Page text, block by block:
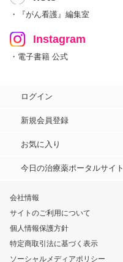
・『がん看護』編集室
Instagram
・電子書籍 公式
ログイン
新規会員登録
お気に入り
今日の治療薬ポータルサイト
会社情報
サイトのご利用について
個人情報保護方針
特定商取引法に基づく表示
ソーシャルメディアポリシー